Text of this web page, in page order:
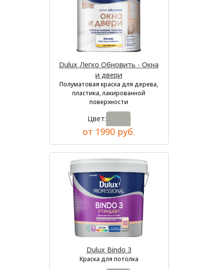
Dulux Легко Обновить - Окна
и двери
Полуматовая краска для дерева,
пластика, лакированной
поверхности
Цвет:
от 1990 руб.
Dulux Bindo 3
Краска для потолка